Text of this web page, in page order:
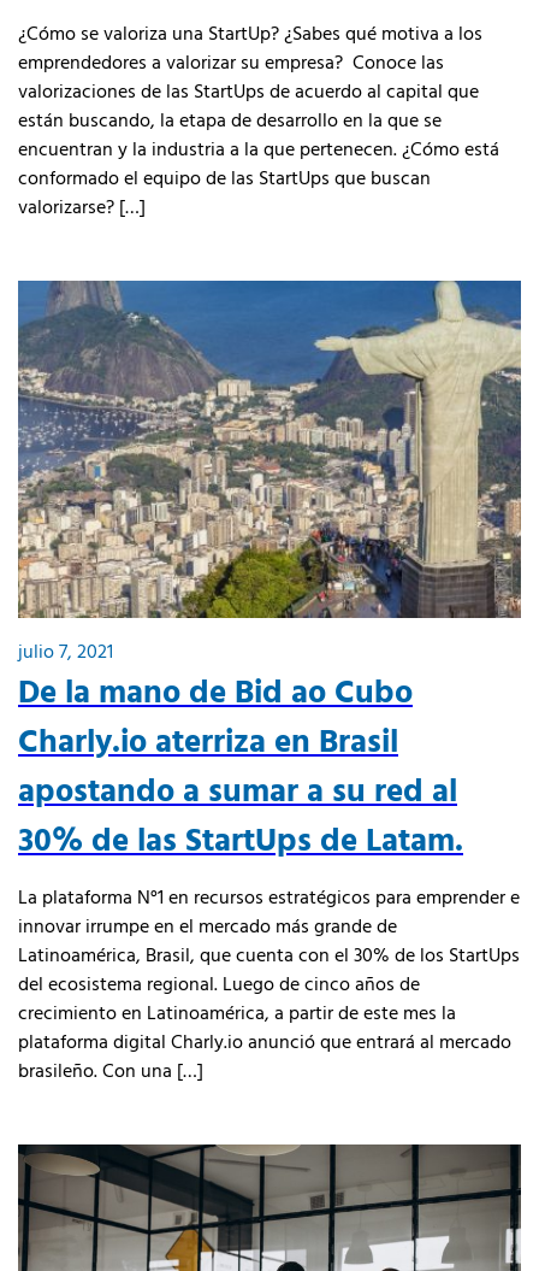
¿Cómo se valoriza una StartUp? ¿Sabes qué motiva a los
emprendedores a valorizar su empresa? Conoce las
valorizaciones de las StartUps de acuerdo al capital que
están buscando, la etapa de desarrollo en la que se
encuentran y la industria a la que pertenecen. ¿Cómo está
conformado el equipo de las StartUps que buscan
valorizarse? […]
julio 7, 2021
De la mano de Bid ao Cubo
Charly.io aterriza en Brasil
apostando a sumar a su red al
30% de las StartUps de Latam.
La plataforma N°1 en recursos estratégicos para emprender e
innovar irrumpe en el mercado más grande de
Latinoamérica, Brasil, que cuenta con el 30% de los StartUps
del ecosistema regional. Luego de cinco años de
crecimiento en Latinoamérica, a partir de este mes la
plataforma digital Charly.io anunció que entrará al mercado
brasileño. Con una […]